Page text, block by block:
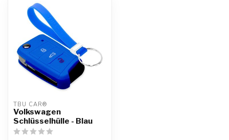
TBU CAR®
Volkswagen
Schlüsselhülle - Blau